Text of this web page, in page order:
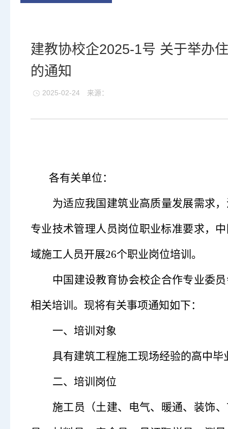
建教协校企2025-1号 关于举办
的通知
2025-02-24 来源：
各有关单位：
为适应我国建筑业高质量发展需求
专业技术管理人员岗位职业标准要求，
域施工人员开展26个职业岗位培训。
中国建设教育协会校企合作专业委
相关培训。现将有关事项通知如下：
一、培训对象
具有建筑工程施工现场经验的高中毕
二、培训岗位
施工员 （土建、电气、暖通、装饰